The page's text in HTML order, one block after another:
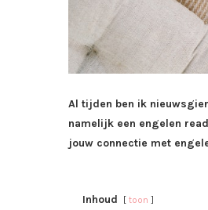
Al tijden ben ik
namelijk een engelen
jouw connectie met
Inhoud toon